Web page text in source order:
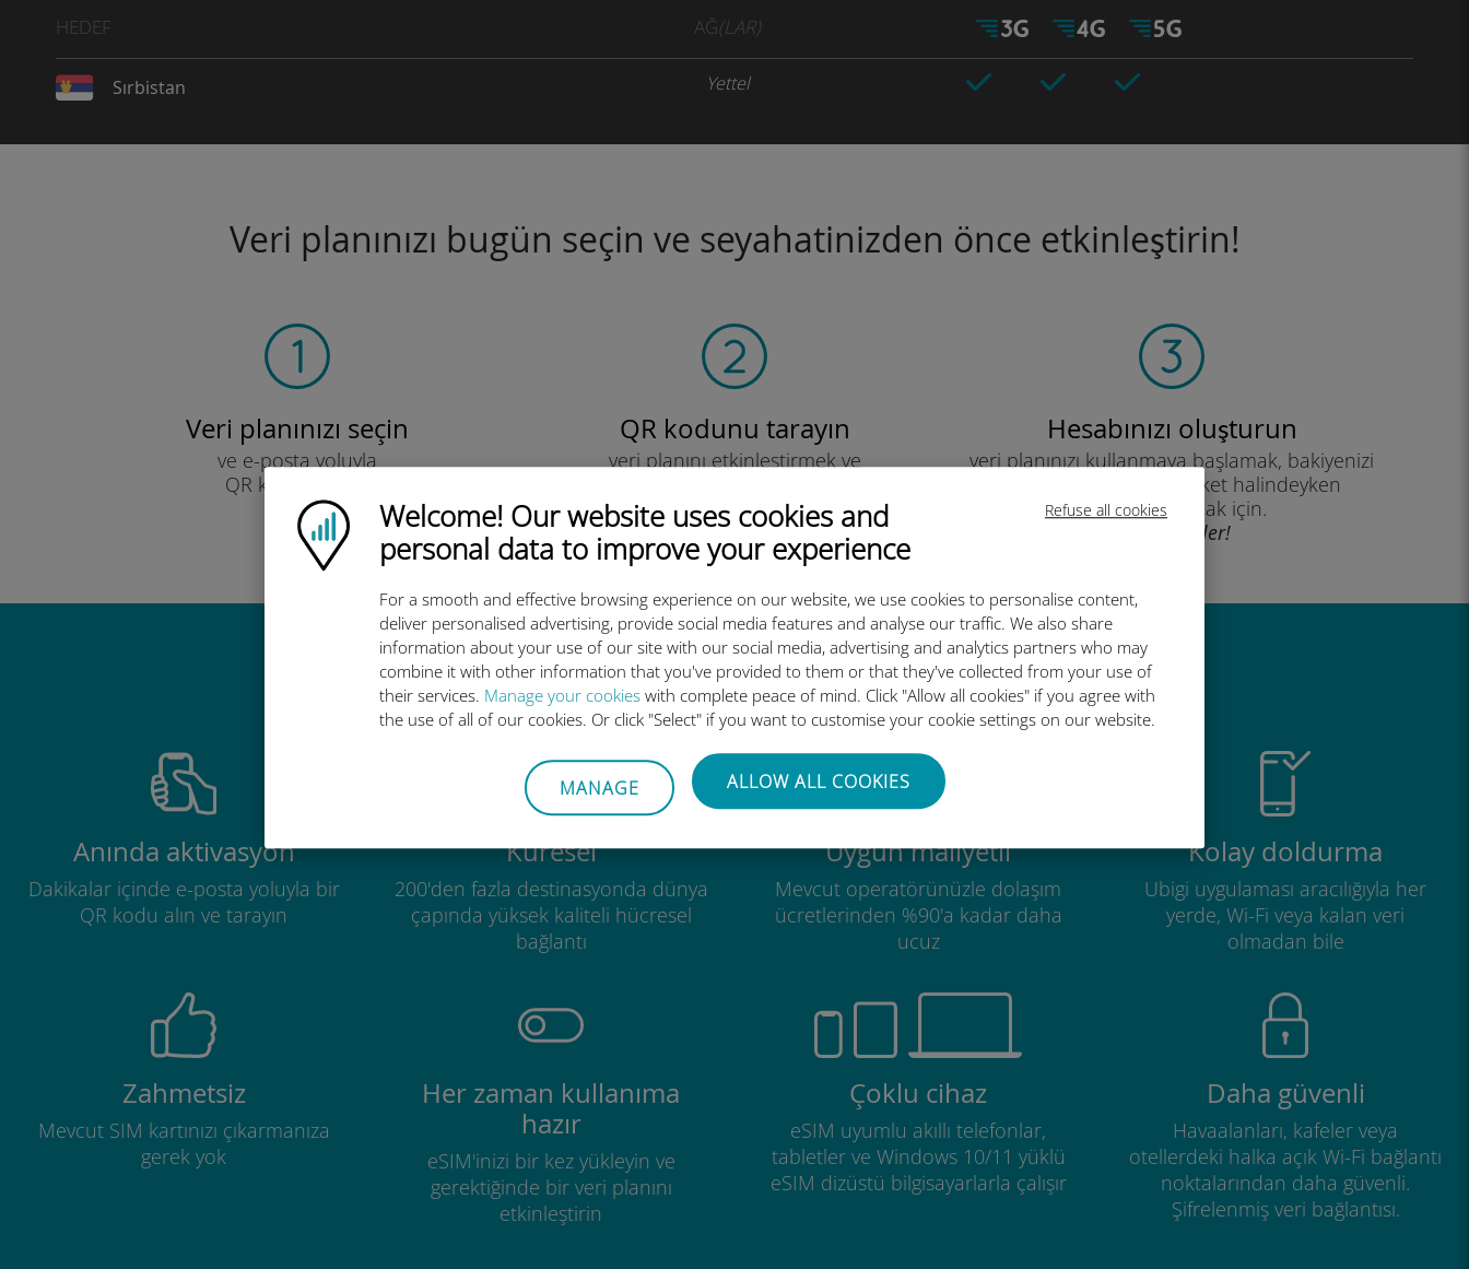
Refuse all cookies
Ubigi logo
Welcome! Our website uses cookies and
personal data to improve your experience
For a smooth and effective browsing experience on our website, we use cookies to personalise content,
deliver personalised advertising, provide social media features and analyse our traffic. We also share
information about your use of our site with our social media, advertising and analytics partners who may
combine it with other information that you've provided to them or that they've collected from your use of
their services. Manage your cookies with complete peace of mind. Click "Allow all cookies" if you agree with
the use of all of our cookies. Or click "Select" if you want to customise your cookie settings on our website.
MANAGE ALLOW ALL COOKIES
HEDEF AĞ(LAR)
Sırbistan Yettel
Veri planınızı bugün seçin ve seyahatinizden önce etkinleştirin!
Veri planınızı seçin
ve e-posta yoluyla
QR kodu ile alın.
Hızlı!
QR kodunu tarayın
veri planını etkinleştirmek ve
Hesabınızı oluşturun
veri planınızı kullanmaya başlamak, bakiyenizi
kontrol etmek ve hareket halindeyken
yükleme yapmak için.
İyi eğlenceler!
Ubigi uluslararası eSIM neden bu kadar harika
Anında aktivasyon
Dakikalar içinde e-posta yoluyla bir
QR kodu alın ve tarayın
Küresel
200'den fazla destinasyonda dünya
çapında yüksek kaliteli hücresel
bağlantı
Uygun maliyetli
Mevcut operatörünüzle dolaşım
ücretlerinden %90'a kadar daha
ucuz
Kolay doldurma
Ubigi uygulaması aracılığıyla her
yerde, Wi-Fi veya kalan veri
olmadan bile
Zahmetsiz
Mevcut SIM kartınızı çıkarmanıza
gerek yok
Her zaman kullanıma
hazır
eSIM'inizi bir kez yükleyin ve
gerektiğinde bir veri planını
etkinleştirin
Çoklu cihaz
eSIM uyumlu akıllı telefonlar,
tabletler ve Windows 10/11 yüklü
eSIM dizüstü bilgisayarlarla çalışır
Daha güvenli
Havaalanları, kafeler veya
otellerdeki halka açık Wi-Fi bağlantı
noktalarından daha güvenli.
Şifrelenmiş veri bağlantısı.